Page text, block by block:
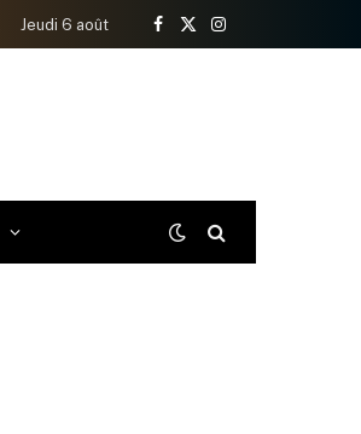
Jeudi 6 août
Facebook
X
Instagram